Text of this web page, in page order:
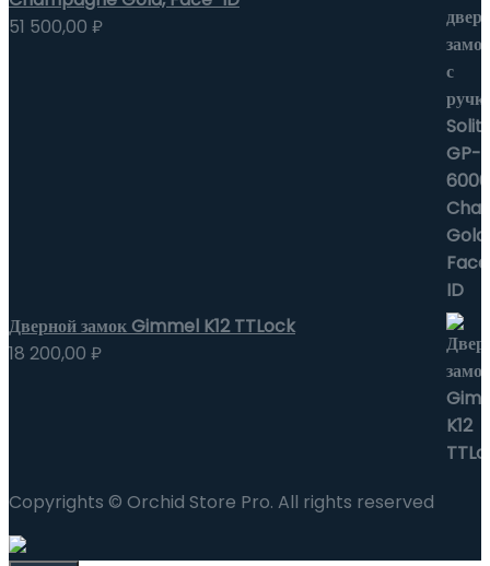
51 500,00 ₽
Дверной замок Gimmel K12 TTLock
18 200,00 ₽
Copyrights © Orchid Store Pro. All rights reserved